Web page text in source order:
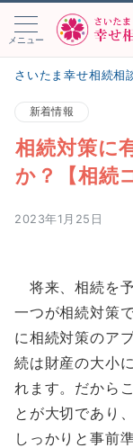
メニュー
さいたま幸せ相続相
新着情報
相続対策に
か？【相続
2023年1月25日
将来、相続を
一つが相続対策
に相続対策のア
続は財産の大小
れます。だから
とが大切であり
しっかりと事前